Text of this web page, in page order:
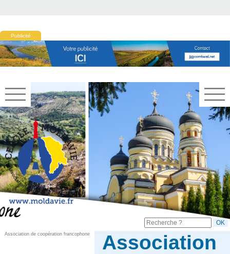
Publicité
Association de coopération francophone
Association